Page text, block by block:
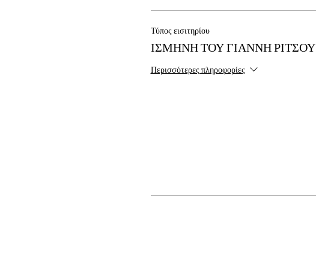
Τύπος εισιτηρίου
ΙΣΜΗΝΗ ΤΟΥ ΓΙΑΝΝΗ ΡΙΤΣΟΥ
Περισσότερες πληροφορίες